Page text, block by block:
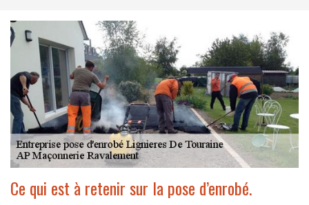
Ce qui est à retenir sur la pose d’enrobé.